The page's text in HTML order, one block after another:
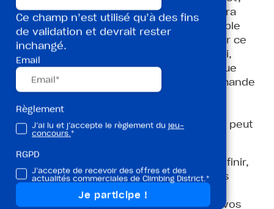
dans certains cas, Climbing District pourra
donc refuser votre demande (par exemple
pour des motifs légitimes impérieux pour ce
qui concerne le droit d’opposition). Ainsi,
dans certaines hypothèses, il se peut que
Climbing District réponde que votre demande
ne peut pas donner lieu à une réponse
positive de sa part et Climbing District
expliquera la raison pour laquelle elle ne peut
y déférer.
Vous disposez également du droit de définir,
modifier et révoquer à tout moment des
directives relatives à la conservation, à
l’effacement et à la communication de vos
Ce champ n’est utilisé qu’à des fins
de validation et devrait rester
inchangé.
Email
Règlement
J’ai lu et j’accepte le règlement du jeu-
concours.*
RGPD
J’accepte de recevoir des offres et des
actualités commerciales de Climbing District.*